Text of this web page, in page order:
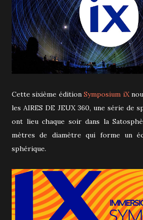
Cette sixième éditionSymposium iX
les AIRES DE JEUX 360, une série de
ont lieu chaque soir dans la
mètres de diamètre qui forme un
sphérique.